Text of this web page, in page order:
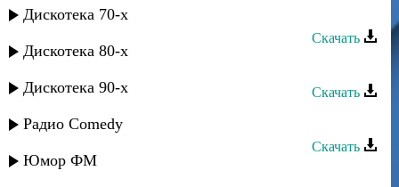
Дискотека 70-х
Дискотека 80-х
Дискотека 90-х
Радио Comedy
Юмор ФМ
Аслан Кубутаев - Ве каре улар
Скачать
Скачать
Аслан Кубутаев - Любимая
Скачать
Аслан Кубутаев - Любимой